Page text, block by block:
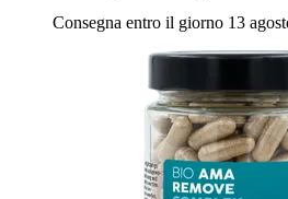
Consegna entro il giorno 13